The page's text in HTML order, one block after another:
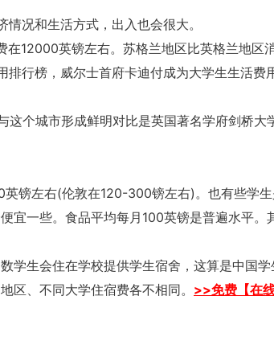
况和生活方式，出入也会很大。
12000英镑左右。苏格兰地区比英格兰地区
排行榜，威尔士首府卡迪付成为大学生生活费
个城市形成鲜明对比是英国著名学府剑桥大
镑左右(伦敦在120-300镑左右)。也有些学
宜一些。食品平均每月100英镑是普遍水平。
学生会住在学校提供学生宿舍，这算是中国学
区、不同大学住宿费各不相同。 >>免费【在